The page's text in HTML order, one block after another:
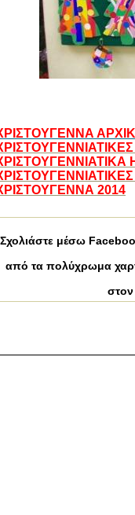
2014
Σχολιάστε μέσω
από τα πολύχρωμα